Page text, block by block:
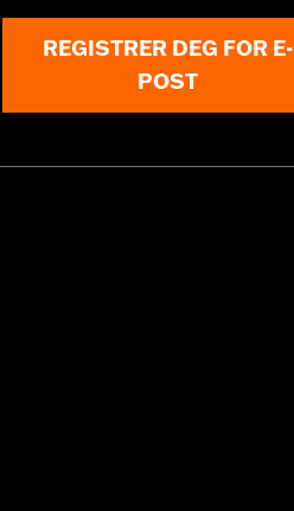
REGISTRER DEG FOR E-
POST